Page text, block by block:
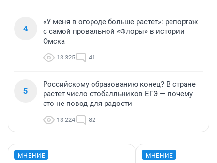
4
«У меня в огороде больше растет»: репортаж
с самой провальной «Флоры» в истории
Омска
13 325 41
5
Российскому образованию конец? В стране
растет число стобалльников ЕГЭ — почему
это не повод для радости
13 224 82
МНЕНИЕ МНЕНИЕ